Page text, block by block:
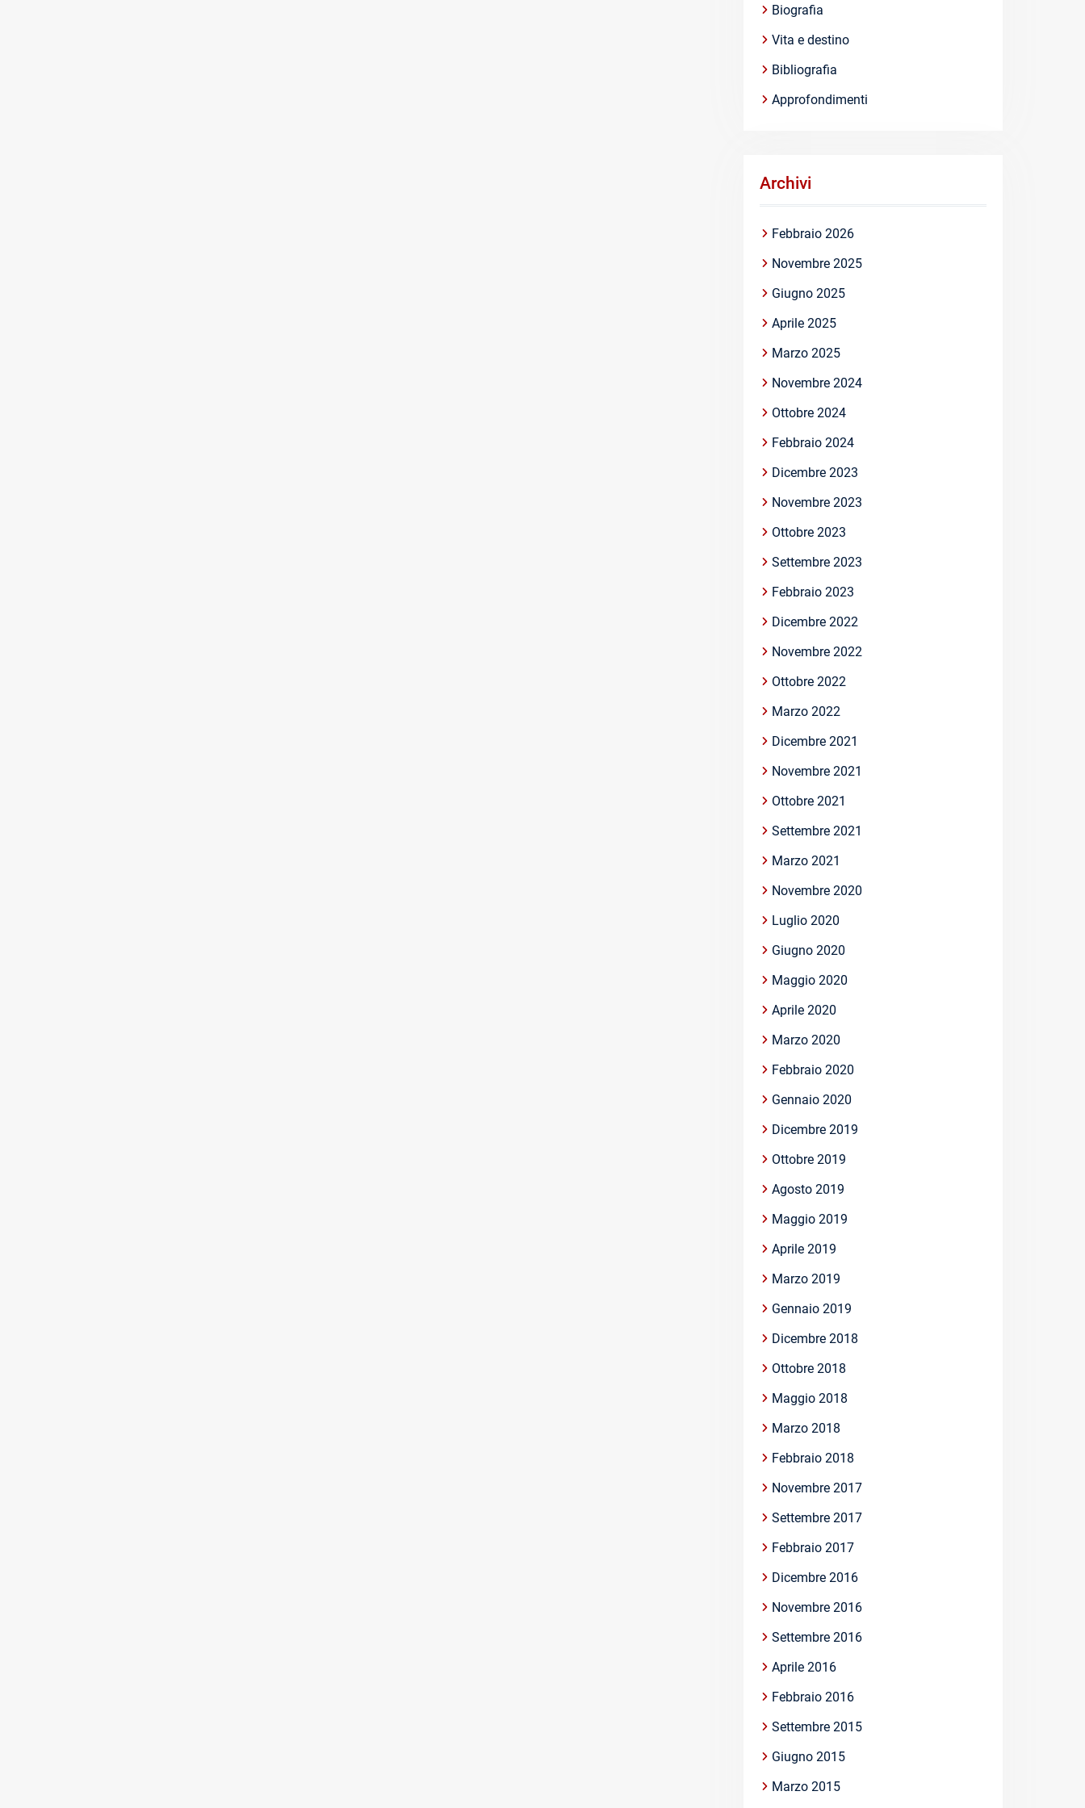
Biografia
Vita e destino
Bibliografia
Approfondimenti
Archivi
Febbraio 2026
Novembre 2025
Giugno 2025
Aprile 2025
Marzo 2025
Novembre 2024
Ottobre 2024
Febbraio 2024
Dicembre 2023
Novembre 2023
Ottobre 2023
Settembre 2023
Febbraio 2023
Dicembre 2022
Novembre 2022
Ottobre 2022
Marzo 2022
Dicembre 2021
Novembre 2021
Ottobre 2021
Settembre 2021
Marzo 2021
Novembre 2020
Luglio 2020
Giugno 2020
Maggio 2020
Aprile 2020
Marzo 2020
Febbraio 2020
Gennaio 2020
Dicembre 2019
Ottobre 2019
Agosto 2019
Maggio 2019
Aprile 2019
Marzo 2019
Gennaio 2019
Dicembre 2018
Ottobre 2018
Maggio 2018
Marzo 2018
Febbraio 2018
Novembre 2017
Settembre 2017
Febbraio 2017
Dicembre 2016
Novembre 2016
Settembre 2016
Aprile 2016
Febbraio 2016
Settembre 2015
Giugno 2015
Marzo 2015